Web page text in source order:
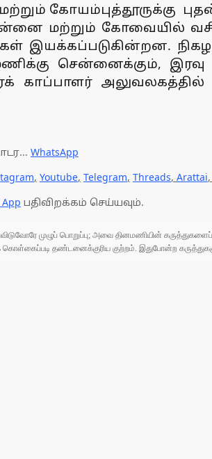
கோயம்புத்தூருக்கு
மற்றும் கோவையில்
இயக்கப்படுகின்றன.
சென்னைக்கும், இரவு
காப்பாளர்
WhatsApp
, Youtube, Telegram, Threads, Arattai,
பதிவிறக்கம் செய்யவும்.
முழுப் பொறுப்பு; அவை தினமணியின்
தண்டனைக்குரிய குற்றம். இதுபோன்ற